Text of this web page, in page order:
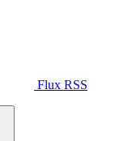
Flux RSS